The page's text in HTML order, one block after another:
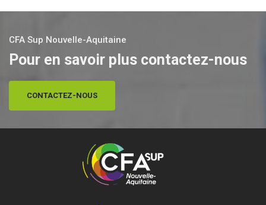
CFA Sup Nouvelle-Aquitaine
Pour en savoir plus contactez-nous
CONTACTEZ-NOUS